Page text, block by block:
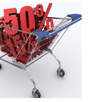
международными
цепями поставок